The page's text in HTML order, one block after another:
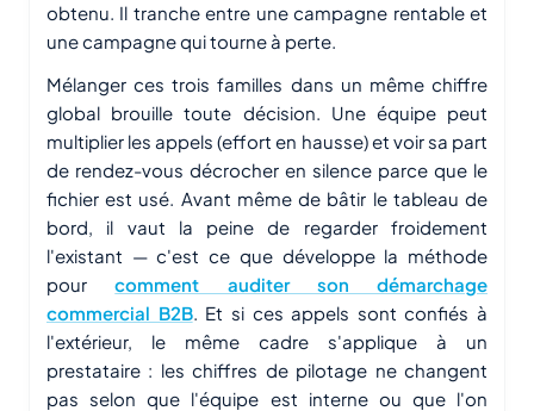
obtenu. Il tranche entre une campagne rentable et
une campagne qui tourne à perte.
Mélanger ces trois familles dans un même chiffre
global brouille toute décision. Une équipe peut
multiplier les appels (effort en hausse) et voir sa part
de rendez-vous décrocher en silence parce que le
fichier est usé. Avant même de bâtir le tableau de
bord, il vaut la peine de regarder froidement
l'existant — c'est ce que développe la méthode
pourcomment auditer son démarchage
commercial B2B. Et si ces appels sont confiés à
l'extérieur, le même cadre s'applique à un
prestataire : les chiffres de pilotage ne changent
pas selon que l'équipe est interne ou que l'on